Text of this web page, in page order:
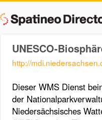
UNESCO-
http://
Dieser WMS Dienst
der
Niedersächsisches